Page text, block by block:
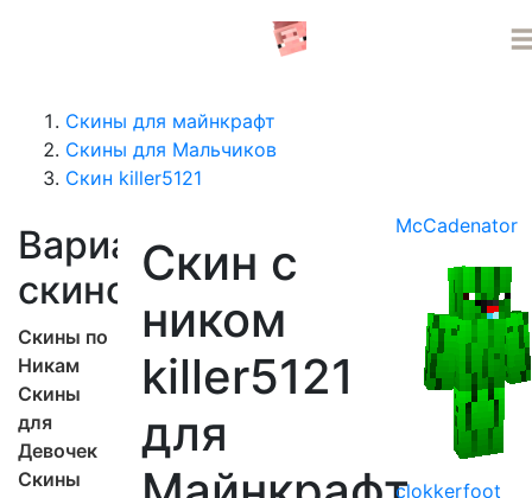
Скины для майнкрафт
Скины для Мальчиков
Скин killer5121
Варианты
скинов
Скины по
Никам
Скины
для
Девочек
Скины
Скин с
ником
killer5121
для
McCadenator
clokkerfoot